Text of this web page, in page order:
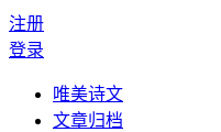
注册
登录
唯美诗文
文章归档